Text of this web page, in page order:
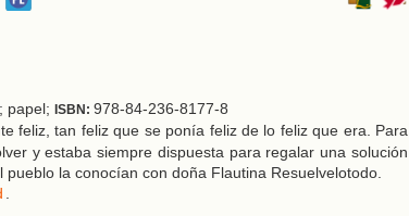
papel; ISBN: 978-84-236-8177-8
feliz, tan feliz que se ponía feliz de lo feliz que era. Para
y estaba siempre dispuesta para regalar una solución
la conocían con doña Flautina Resuelvelotodo.
.